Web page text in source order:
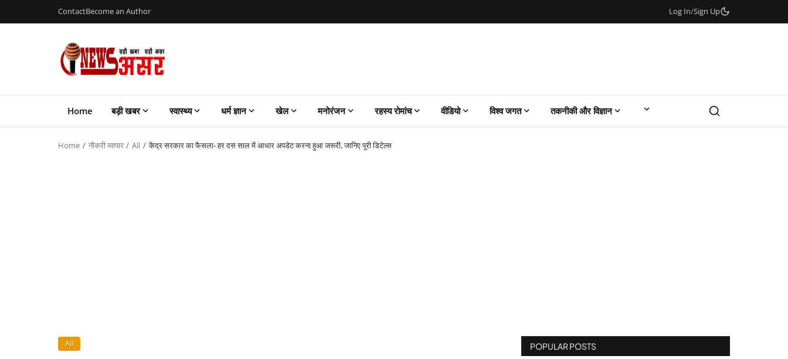
ContactBecome an Author Log In/Sign Up
Home बड़ी खबर स्वास्थ्य धर्म ज्ञान खेल मनोरंजन रहस्य रोमांच वीडियो विश्व जगत तकनीकी और विज्ञान
Home नौकरी व्यापार All केंद्र सरकार का फैसला- हर दस साल में आधार अपडेट करना हुआ जरूरी, जानिए पूरी डिटेल्स
All POPULAR POSTS